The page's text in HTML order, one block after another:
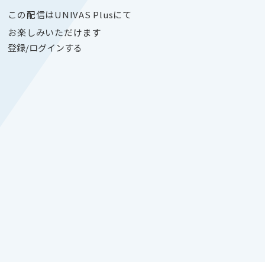
この配信はUNIVAS Plusにて
お楽しみいただけます
登録/ログインする